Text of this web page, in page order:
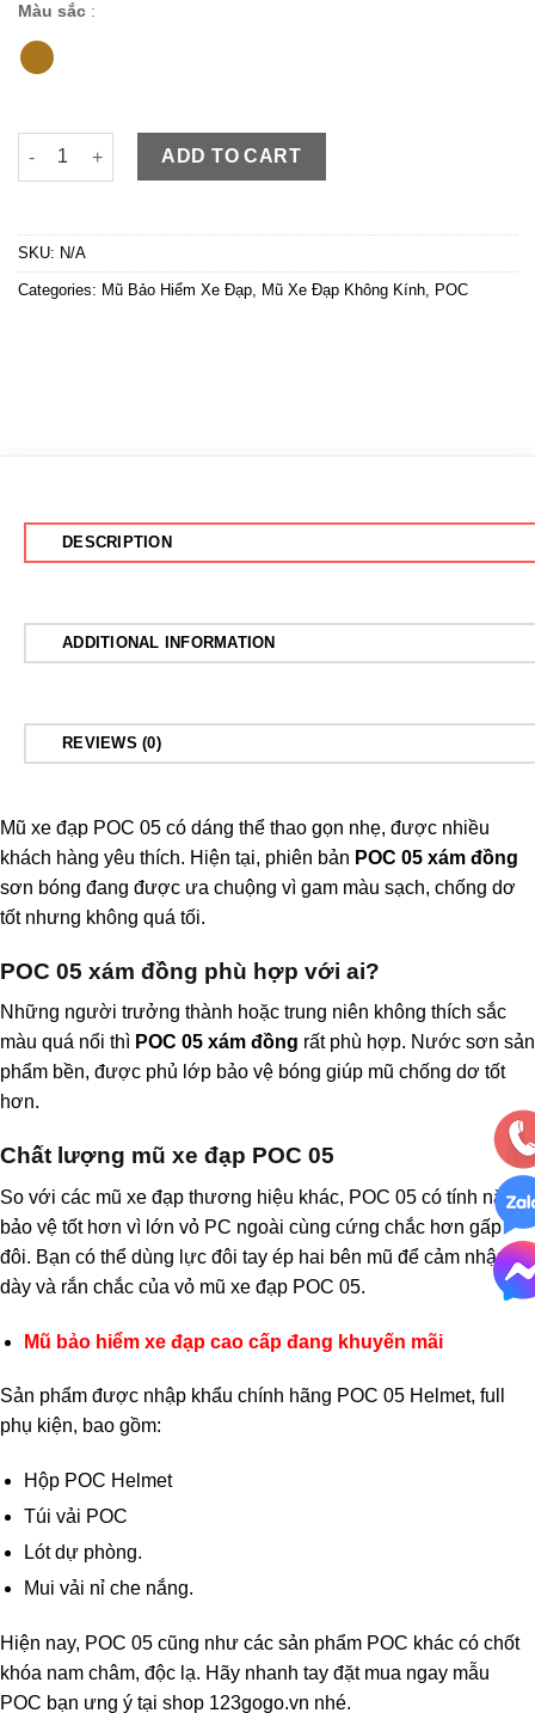
Màu sắc :
POC 05 Xám Đồng chính hãng giảm ngay 50K, Full phụ kiện
ADD TO CART
SKU: N/A
Categories: Mũ Bảo Hiểm Xe Đạp, Mũ Xe Đạp Không Kính, POC
DESCRIPTION
ADDITIONAL INFORMATION
REVIEWS (0)
Mũ xe đạp POC 05 có dáng thể thao gọn nhẹ, được nhiều
khách hàng yêu thích. Hiện tại, phiên bản POC 05 xám đồng
sơn bóng đang được ưa chuộng vì gam màu sạch, chống dơ
tốt nhưng không quá tối.
POC 05 xám đồng phù hợp với ai?
Những người trưởng thành hoặc trung niên không thích sắc
màu quá nổi thì POC 05 xám đồng rất phù hợp. Nước sơn sản
phẩm bền, được phủ lớp bảo vệ bóng giúp mũ chống dơ tốt
hơn.
Chất lượng mũ xe đạp POC 05
So với các mũ xe đạp thương hiệu khác, POC 05 có tính năng
bảo vệ tốt hơn vì lớn vỏ PC ngoài cùng cứng chắc hơn gấp
đôi. Bạn có thể dùng lực đôi tay ép hai bên mũ để cảm nhận độ
dày và rắn chắc của vỏ mũ xe đạp POC 05.
Mũ bảo hiểm xe đạp cao cấp đang khuyến mãi
Sản phẩm được nhập khẩu chính hãng POC 05 Helmet, full
phụ kiện, bao gồm:
Hộp POC Helmet
Túi vải POC
Lót dự phòng.
Mui vải nỉ che nắng.
Hiện nay, POC 05 cũng như các sản phẩm POC khác có chốt
khóa nam châm, độc lạ. Hãy nhanh tay đặt mua ngay mẫu
POC bạn ưng ý tại shop 123gogo.vn nhé.